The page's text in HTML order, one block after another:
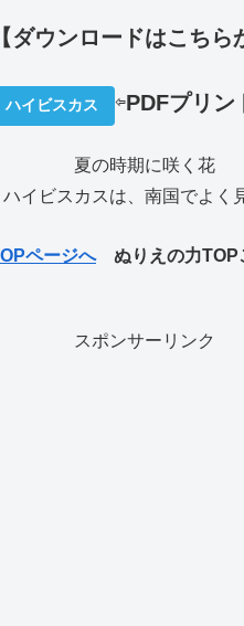
【ダウンロードはこちら
ハイビスカス ⇦PDFプリン
夏の時期に咲く花
ハイビスカスは、南国でよく
ページへぬりえの力TOP
スポンサーリンク